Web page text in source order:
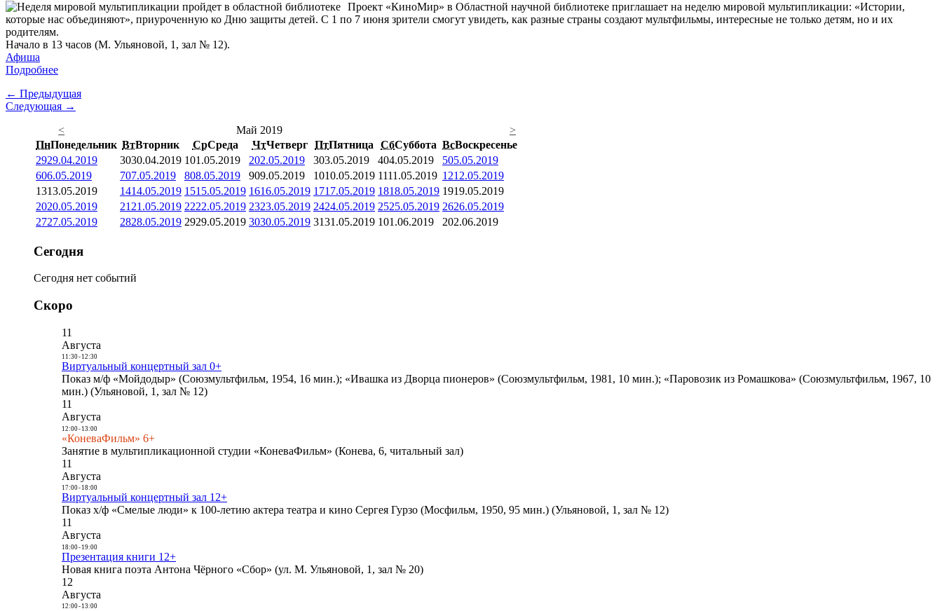
Проект «КиноМир» в Областной научной библиотеке приглашает на неделю мировой мультипликации: «Истории,
которые нас объединяют», приуроченную ко Дню защиты детей. С 1 по 7 июня зрители смогут увидеть, как разные страны создают мультфильмы, интересные не только детям, но и их
родителям.
Начало в 13 часов (М. Ульяновой, 1, зал № 12).
Афиша
Подробнее
← Предыдущая
Следующая →
<
Май 2019
>
ПнПонедельник ВтВторник СрСреда ЧтЧетверг ПтПятница СбСуббота ВсВоскресенье
2929.04.2019 3030.04.2019 101.05.2019 202.05.2019 303.05.2019 404.05.2019 505.05.2019
606.05.2019 707.05.2019 808.05.2019 909.05.2019 1010.05.2019 1111.05.2019 1212.05.2019
1313.05.2019 1414.05.2019 1515.05.2019 1616.05.2019 1717.05.2019 1818.05.2019 1919.05.2019
2020.05.2019 21 21.05.2019 2222.05.2019 2323.05.2019 2424.05.2019 2525.05.2019 2626.05.2019
2727.05.2019 2828.05.2019 2929.05.2019 3030.05.2019 3131.05.2019 101.06.2019 202.06.2019
Сегодня
Сегодня нет событий
Скоро
11
Августа
11:30- 12:30
Виртуальный концертный зал 0+
Показ м/ф «Мойдодыр» (Союзмультфильм, 1954, 16 мин.); «Ивашка из Дворца пионеров» (Союзмультфильм, 1981, 10 мин.); «Паровозик из Ромашкова» (Союзмультфильм, 1967, 10
мин.) (Ульяновой, 1, зал № 12)
11
Августа
12:00- 13:00
«КоневаФильм» 6+
Занятие в мультипликационной студии «КоневаФильм» (Конева, 6, читальный зал)
11
Августа
17:00- 18:00
Виртуальный концертный зал 12+
Показ х/ф «Смелые люди» к 100-летию актера театра и кино Сергея Гурзо (Мосфильм, 1950, 95 мин.) (Ульяновой, 1, зал № 12)
11
Августа
18:00- 19:00
Презентация книги 12+
Новая книга поэта Антона Чёрного «Сбор» (ул. М. Ульяновой, 1, зал № 20)
12
Августа
12:00- 13:00